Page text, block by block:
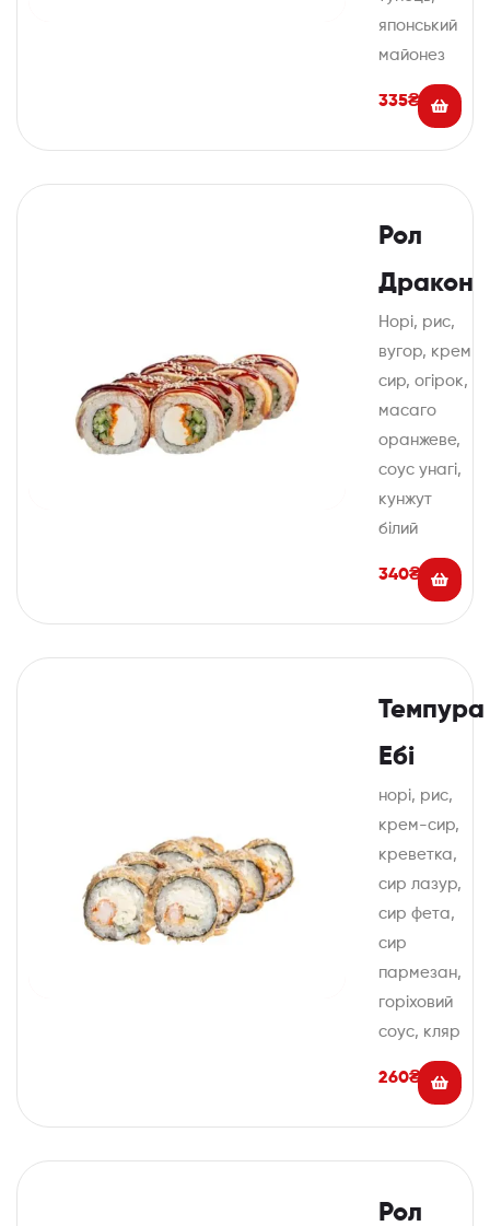
японський
майонез
335₴
Рол
Дракон
Норі, рис,
вугор, крем
сир, огірок,
масаго
оранжеве,
соус унагі,
кунжут
білий
340₴
Темпура
Ебі
норі, рис,
крем-сир,
креветка,
сир лазур,
сир фета,
сир
пармезан,
горіховий
соус, кляр
260₴
Рол